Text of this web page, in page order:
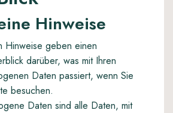
Hinweise
Hinweise geben einen
darüber, was mit Ihren
Daten passiert, wenn Sie
besuchen.
Daten sind alle Daten, mit